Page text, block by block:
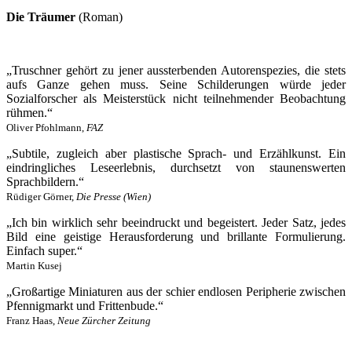
Die Träumer (Roman)
„Truschner gehört zu jener aussterbenden Autorenspezies, die stets
aufs Ganze gehen muss. Seine Schilderungen würde jeder
Sozialforscher als Meisterstück nicht teilnehmender Beobachtung
rühmen.“
Oliver Pfohlmann, FAZ
„Subtile, zugleich aber plastische Sprach- und Erzählkunst. Ein
eindringliches Leseerlebnis, durchsetzt von staunenswerten
Sprachbildern.“
Rüdiger Görner, Die Presse (Wien)
„Ich bin wirklich sehr beeindruckt und begeistert. Jeder Satz, jedes
Bild eine geistige Herausforderung und brillante Formulierung.
Einfach super.“
Martin Kusej
„Großartige Miniaturen aus der schier endlosen Peripherie zwischen
Pfennigmarkt und Frittenbude.“
Franz Haas, Neue Zürcher Zeitung